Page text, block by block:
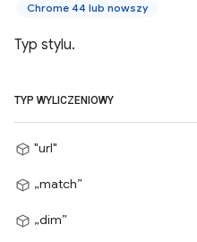
Chrome 44 lub nowszy
Typ stylu.
TYP WYLICZENIOWY
"url"
„match”
„dim”